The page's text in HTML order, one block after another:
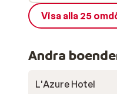
Visa alla 25
Andra
L'Azure Hotel